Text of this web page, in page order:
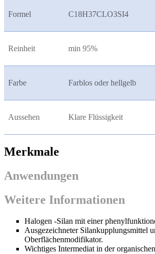
Formel C18H37CLO3SI4
Reinheit min 95%
Farbe Farblos oder hellgelb
Aussehen Klare Flüssigkeit
Merkmale
Anwendungen
Weitere Informationen
Halogen -Silan mit einer
Ausgezeichneter Silankupplungsmittel
Oberflächenmodifikator.
Wichtiges Intermediat in der